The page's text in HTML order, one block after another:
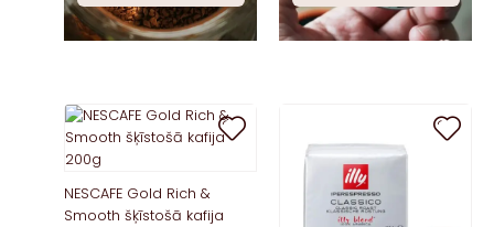
NESCAFE Gold Rich &
Smooth šķīstošā kafija